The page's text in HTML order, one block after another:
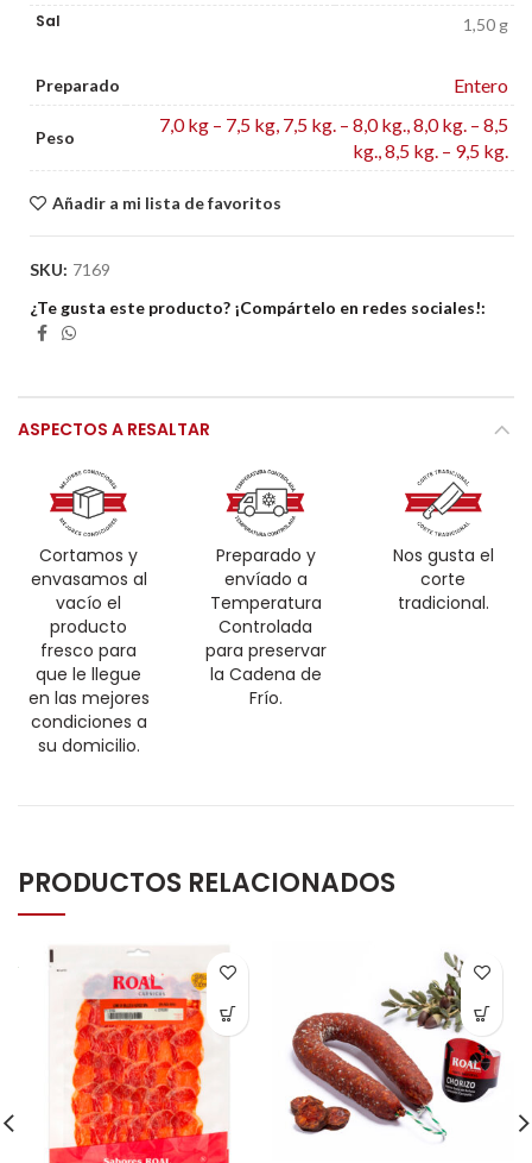
Sal
1,50 g
Preparado Entero
Peso
7,0 kg – 7,5 kg, 7,5 kg. – 8,0 kg.,8,0 kg. – 8,5
kg.,8,5 kg. – 9,5 kg.
Añadir a mi lista de favoritos
SKU: 7169
¿Te gusta este producto? ¡Compártelo en redes sociales!
ASPECTOS A RESALTAR
Cortamos y
envasamos al
vacío el
producto
fresco para
que le llegue
en las mejores
condiciones a
su domicilio.
Preparado y
envíado a
Temperatura
Controlada
para preservar
la Cadena de
Frío.
Nos gusta el
corte
tradicional.
PRODUCTOS RELACIONADOS